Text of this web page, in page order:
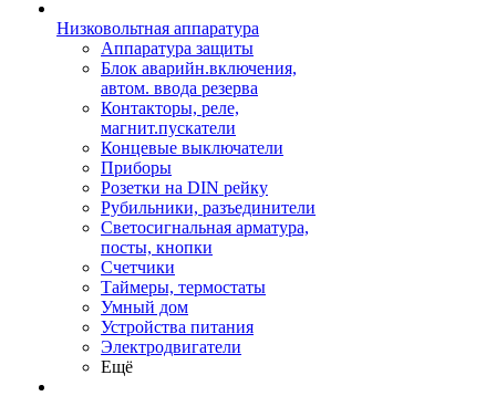
Низковольтная аппаратура
Аппаратура защиты
Блок аварийн.включения,
автом. ввода резерва
Контакторы, реле,
магнит.пускатели
Концевые выключатели
Приборы
Розетки на DIN рейку
Рубильники, разъединители
Светосигнальная арматура,
посты, кнопки
Счетчики
Таймеры, термостаты
Умный дом
Устройства питания
Электродвигатели
Ещё